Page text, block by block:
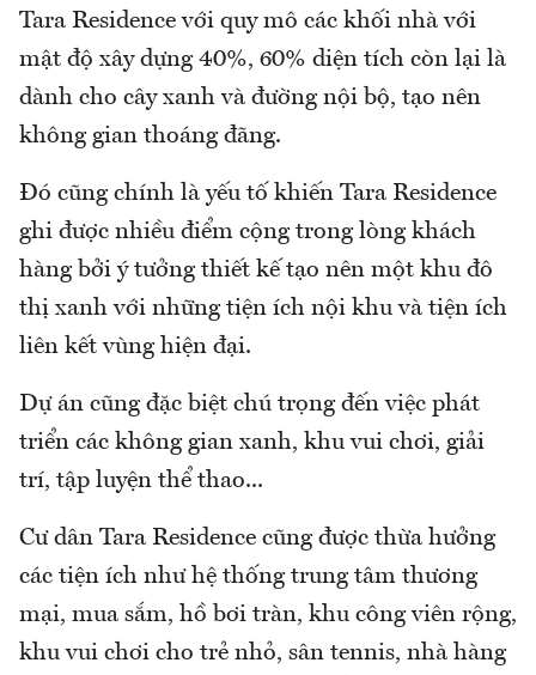
Tara Residence với quy mô các khối nhà với
mật độ xây dựng 40%, 60% diện tích còn lại là
dành cho cây xanh và đường nội bộ, tạo nên
không gian thoáng đãng.
Đó cũng chính là yếu tố khiến Tara Residence
ghi được nhiều điểm cộng trong lòng khách
hàng bởi ý tưởng thiết kế tạo nên một khu đô
thị xanh với những tiện ích nội khu và tiện ích
liên kết vùng hiện đại.
Dự án cũng đặc biệt chú trọng đến việc phát
triển các không gian xanh, khu vui chơi, giải
trí, tập luyện thể thao...
Cư dân Tara Residence cũng được thừa hưởng
các tiện ích như hệ thống trung tâm thương
mại, mua sắm, hồ bơi tràn, khu công viên rộng,
khu vui chơi cho trẻ nhỏ, sân tennis, nhà hàng